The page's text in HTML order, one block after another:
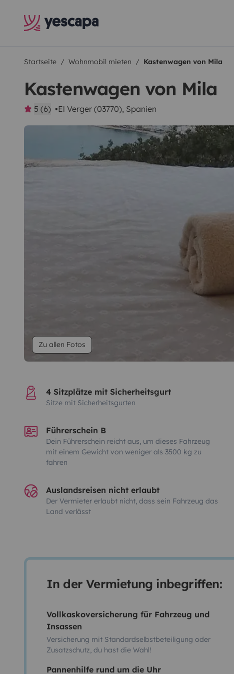
Startseite Wohnmobil mieten Kastenwagen von Mila
Kastenwagen von Mila
5 (6) El Verger (03770), Spanien
Zu allen Fotos
4 Sitzplätze mit Sicherheitsgurt
Sitze mit Sicherheitsgurten
Führerschein B
Dein Führerschein reicht aus, um dieses Fahrzeug
mit einem Gewicht von weniger als 3500 kg zu
fahren
Auslandsreisen nicht erlaubt
Der Vermieter erlaubt nicht, dass sein Fahrzeug das
Land verlässt
In der Vermietung inbegriffen:
Vollkaskoversicherung für Fahrzeug und
Insassen
Versicherung mit Standardselbstbeteiligung oder
Zusatzschutz, du hast die Wahl!
Pannenhilfe rund um die Uhr